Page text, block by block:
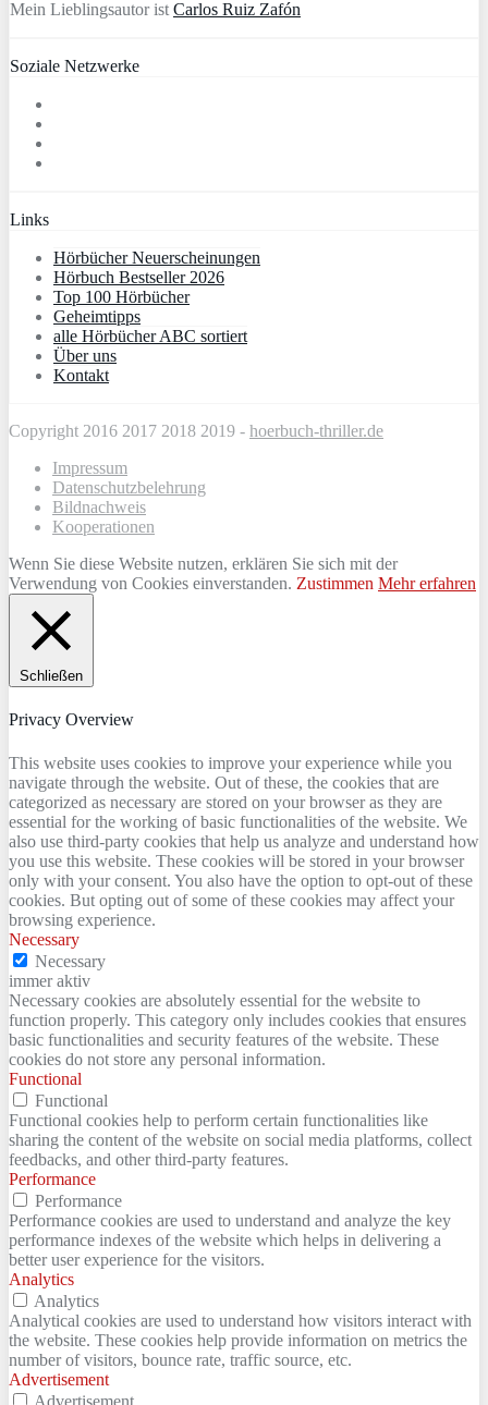
Mein Lieblingsautor ist Carlos Ruiz Zafón
Soziale Netzwerke
Links
Hörbücher Neuerscheinungen
Hörbuch Bestseller 2026
Top 100 Hörbücher
Geheimtipps
alle Hörbücher ABC sortiert
Über uns
Kontakt
Copyright 2016 2017 2018 2019 - hoerbuch-thriller.de
Impressum
Datenschutzbelehrung
Bildnachweis
Kooperationen
Wenn Sie diese Website nutzen, erklären Sie sich mit der
Verwendung von Cookies einverstanden. Zustimmen Mehr erfahren
Schließen
Privacy Overview
This website uses cookies to improve your experience while you
navigate through the website. Out of these, the cookies that are
categorized as necessary are stored on your browser as they are
essential for the working of basic functionalities of the website. We
also use third-party cookies that help us analyze and understand how
you use this website. These cookies will be stored in your browser
only with your consent. You also have the option to opt-out of these
cookies. But opting out of some of these cookies may affect your
browsing experience.
Necessary
Necessary
immer aktiv
Necessary cookies are absolutely essential for the website to
function properly. This category only includes cookies that ensures
basic functionalities and security features of the website. These
cookies do not store any personal information.
Functional
Functional
Functional cookies help to perform certain functionalities like
sharing the content of the website on social media platforms, collect
feedbacks, and other third-party features.
Performance
Performance
Performance cookies are used to understand and analyze the key
performance indexes of the website which helps in delivering a
better user experience for the visitors.
Analytics
Analytics
Analytical cookies are used to understand how visitors interact with
the website. These cookies help provide information on metrics the
number of visitors, bounce rate, traffic source, etc.
Advertisement
Advertisement